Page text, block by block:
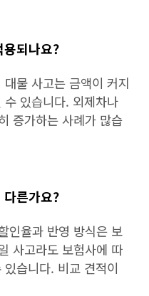
되나요?
물 사고는 금액이 커지
있습니다. 외제차나
증가하는 사례가 많습
른가요?
인율과 반영 방식은 보
사고라도 보험사에 따
습니다. 비교 견적이